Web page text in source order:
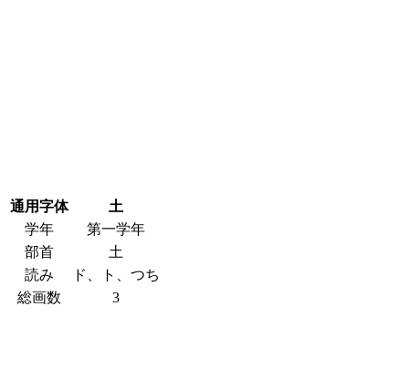
通用字体
土
学年
第一学年
部首
土
読み
ド、ト、つち
総画数
3